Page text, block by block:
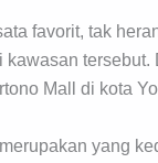
favorit, tak
kawasan
Mall di kota
yang